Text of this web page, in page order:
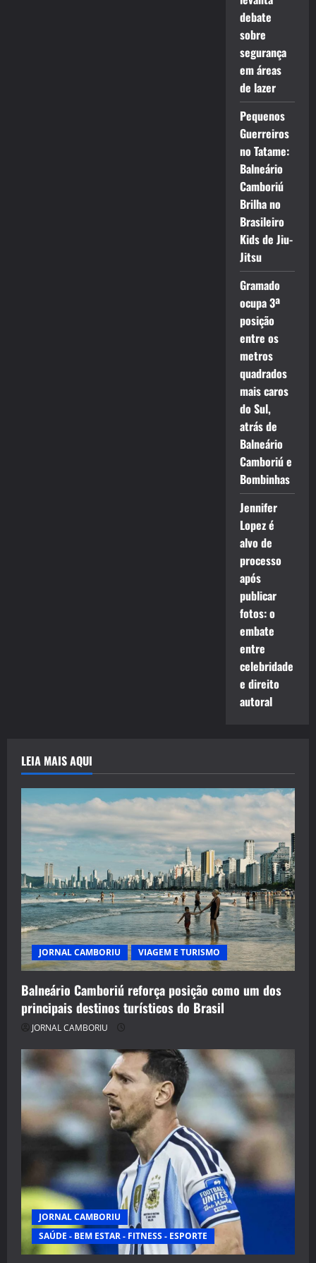
debate
sobre
segurança
em áreas
de lazer
Pequenos
Guerreiros
no Tatame:
Balneário
Camboriú
Brilha no
Brasileiro
Kids de Jiu-
Jitsu
Gramado
ocupa 3ª
posição
entre os
metros
quadrados
mais caros
do Sul,
atrás de
Balneário
Camboriú e
Bombinhas
Jennifer
Lopez é
alvo de
processo
após
publicar
fotos: o
embate
entre
celebridade
e direito
autoral
LEIA MAIS AQUI
JORNAL CAMBORIU VIAGEM E TURISMO
Balneário Camboriú reforça posição como um dos
principais destinos turísticos do Brasil
JORNAL CAMBORIU
JORNAL CAMBORIU
SAÚDE - BEM ESTAR - FITNESS - ESPORTE